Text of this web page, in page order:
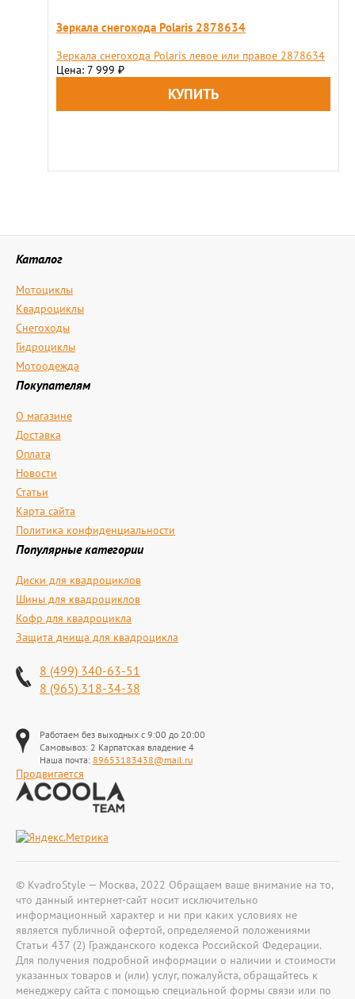
Зеркала снегохода Polaris 2878634
Зеркала снегохода Polaris левое или правое 2878634
Цена: 7 999 ₽
Каталог
Мотоциклы
Квадроциклы
Снегоходы
Гидроциклы
Мотоодежда
Покупателям
О магазине
Доставка
Оплата
Новости
Статьи
Карта сайта
Политика конфиденциальности
Популярные категории
Диски для квадроциклов
Шины для квадроциклов
Кофр для квадроцикла
Защита днища для квадроцикла
8 (499) 340-63-51
8 (965) 318-34-38
Работаем без выходных с 9:00 до 20:00
Самовывоз: 2 Карпатская владение 4
Наша почта: 89653183438@mail.ru
Продвигается
© KvadroStyle — Москва, 2022 Обращаем ваше внимание на то,
что данный интернет-сайт носит исключительно
информационный характер и ни при каких условиях не
является публичной офертой, определяемой положениями
Статьи 437 (2) Гражданского кодекса Российской Федерации.
Для получения подробной информации о наличии и стоимости
указанных товаров и (или) услуг, пожалуйста, обращайтесь к
менеджеру сайта с помощью специальной формы связи или по